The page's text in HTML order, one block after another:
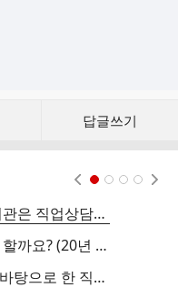
답글쓰기
유능한 사례관리코치 찾기, 국취기관은 직업상담사가 최고의 자산
직업상담의 목표는 무엇이 되어야 할까요? (20년 경력 상담사의 조언)
하워드 가드너의 다중지능이론을 바탕으로 한 직업탐색방법